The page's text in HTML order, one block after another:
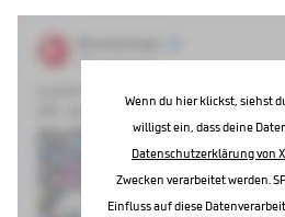
Wenn du hier klickst, siehst
willigst ein, dass deine
Datenschutzerklärung von X
Zwecken verarbeitet werden.
Einfluss auf diese